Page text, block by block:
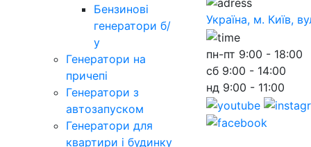
Бензинові
генератори б/
у
Генератори на
причепі
Генератори з
автозапуском
Генератори для
квартири і будинку
Україна, м. Київ,
пн-пт 9:00 - 18:00
сб 9:00 - 14:00
нд 9:00 - 11:00